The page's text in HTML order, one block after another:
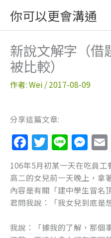
主
你可以更會溝通
新說文解字（借
被比較）
作者:Wei /2017-08-09
分享這篇文章:
F
a
c
e
b
o
T
w
itt
er
Li
n
e
M
e
ss
e
n
g
106年5月初某一天在吃員
高二的女兒前一天晚上，拿
內容是有關「建中學生冒名
君問我說：「我女兒到底是
我說：「據我的了解，那個